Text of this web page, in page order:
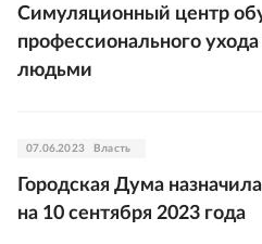
Симуляционный центр
профессионального
людьми
07.06.2023 Власть
Городская Дума
на 10 сентября 2023 года